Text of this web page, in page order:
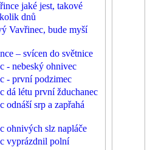
jaké jest, takové
dnů
Vavřinec, bude myší
– svícen do světnice
- nebeský ohnivec
- první podzimec
dá létu první žduchanec
odnáší srp a zapřahá
ohnivých slz napláče
vyprázdnil polní